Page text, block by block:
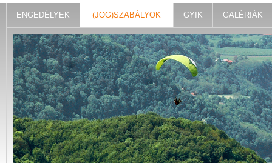
ENGEDÉLYEK (JOG)SZABÁLYOK GYIK GALÉRIÁK